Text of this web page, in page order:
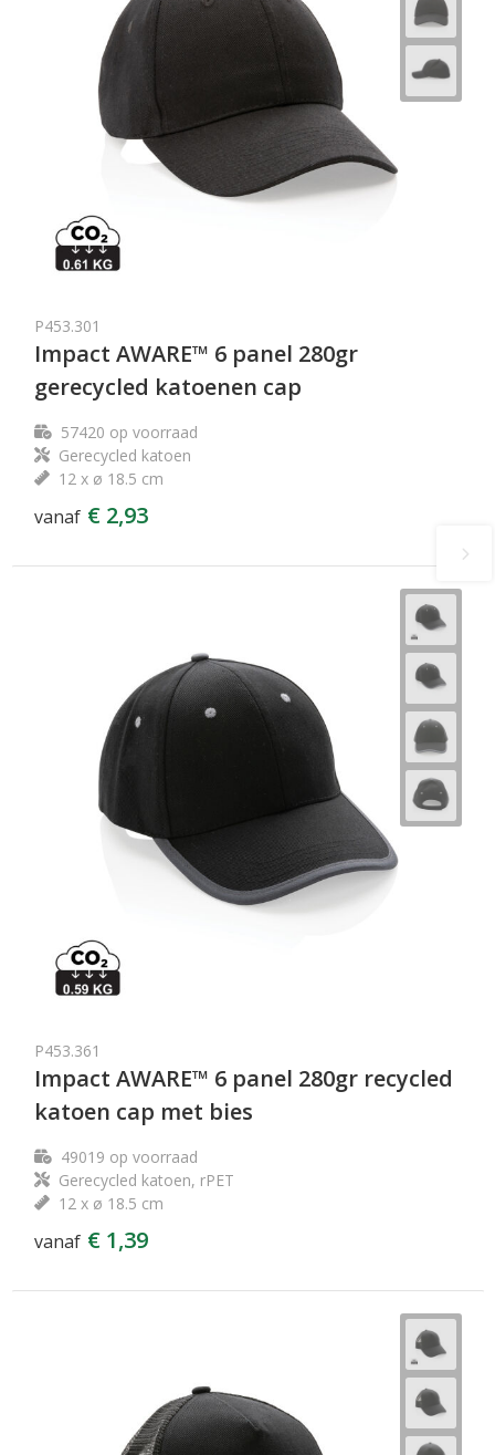
P453.301
Impact AWARE™ 6 panel 280gr
gerecycled katoenen cap
57420 op voorraad
Gerecycled katoen
12 x ø 18.5 cm
vanaf € 2,93
P453.361
Impact AWARE™ 6 panel 280gr recycled
katoen cap met bies
49019 op voorraad
Gerecycled katoen, rPET
12 x ø 18.5 cm
vanaf € 1,39